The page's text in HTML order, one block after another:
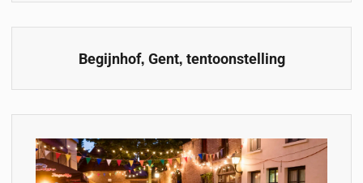
Begijnhof, Gent, tentoonstelling